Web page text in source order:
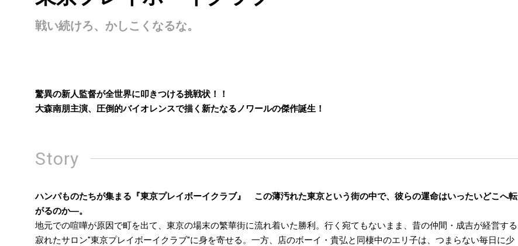
戦い続けろ、かしこくなるな。
驚異の新人監督が全世界に叩きつける挑戦状！！
大森南朋主演、圧倒的バイオレンスで描く新たなるノワールの傑作誕生！
Story
ハンパものたちが集まる『東京プレイボーイクラブ』 この薄汚れた東京という街の中で、彼らの運命はいったいどこへ転
がるのか―。
地元での喧嘩が原因で町を出て、東京の場末の繁華街に流れ着いた勝利。行く宛てもないまま、昔の仲間・成吉が経営する
寂れたサロン"東京プレイボーイクラブ"に身を寄せる。一方、店のボーイ・貴弘と同棲中のエリ子は、つまらない毎日に少